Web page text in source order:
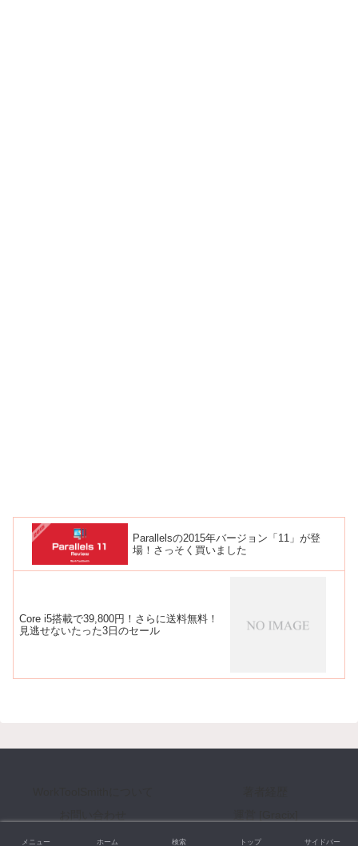
Parallelsの2015年バージョン「11」が登
場！さっそく買いました
Core i5搭載で39,800円！さらに送料無料！
見逃せないたった3日のセール
Copyright © 2008-2026 WorkToolSmith [ワークツールスミス] All Rights Reserved.
メニュー ホーム 検索 トップ サイドバー